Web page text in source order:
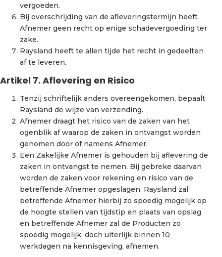
vergoeden.
Bij overschrijding van de afleveringstermijn heeft
Afnemer geen recht op enige schadevergoeding ter
zake.
Raysland heeft te allen tijde het recht in gedeelten
af te leveren.
Artikel 7. Aflevering en Risico
Tenzij schriftelijk anders overeengekomen, bepaalt
Raysland de wijze van verzending.
Afnemer draagt het risico van de zaken van het
ogenblik af waarop de zaken in ontvangst worden
genomen door of namens Afnemer.
Een Zakelijke Afnemer is gehouden bij aflevering de
zaken in ontvangst te nemen. Bij gebreke daarvan
worden de zaken voor rekening en risico van de
betreffende Afnemer opgeslagen. Raysland zal
betreffende Afnemer hierbij zo spoedig mogelijk op
de hoogte stellen van tijdstip en plaats van opslag
en betreffende Afnemer zal de Producten zo
spoedig mogelijk, doch uiterlijk binnen 10
werkdagen na kennisgeving, afnemen.